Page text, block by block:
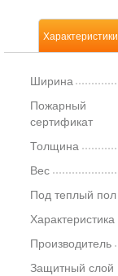
Характеристики
Ширина
Пожарный
сертификат
Толщина
Вес
Под теплый пол
Характеристика
Производитель
Защитный слой